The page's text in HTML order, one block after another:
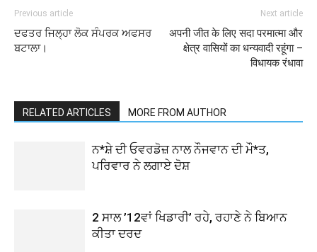
Previous article
ਦਫਤਰ ਜਿਲ੍ਹਾ ਲੋਕ ਸੰਪਰਕ ਅਫਸਰ
ਬਟਾਲਾ।
Next article
अपनी जीत के लिए सदा परमात्मा और
क्षेत्र वासियों का धन्यवादी रहूंगा –
विधायक रंधावा
RELATED ARTICLES MORE FROM AUTHOR
ਨ*ਸ਼ੇ ਦੀ ਓਵਰਡੋਜ਼ ਨਾਲ ਨੌਜਵਾਨ ਦੀ ਮੌ*ਤ,
ਪਰਿਵਾਰ ਨੇ ਲਗਾਏ ਦੋਸ਼
2 ਸਾਲ ’12ਵਾਂ ਖਿਡਾਰੀ’ ਰਹੇ, ਰਹਾਣੇ ਨੇ ਬਿਆਨ
ਕੀਤਾ ਦਰਦ